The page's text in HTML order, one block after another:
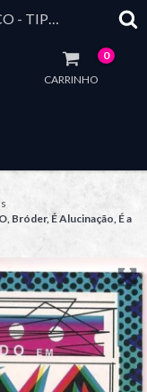
O BOY ROCHEDO EM ALVOROÇO - TIPO VAI VENDO, BRÓDER, É ALUCINAÇÃO, É A PORRA TODA
CARRINHO
0
Bróder, É Alucinação, É a